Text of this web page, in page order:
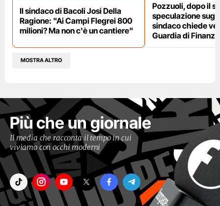
Il sindaco di Bacoli Josi Della
Ragione: "Ai Campi Flegrei 800
milioni? Ma non c'è un cantiere"
Pozzuoli, dopo il
speculazione
sindaco chiede
Guardia di Finanza
MOSTRA ALTRO
Più che un giornale
Il media che racconta il tempo in cui
viviamo con occhi moderni